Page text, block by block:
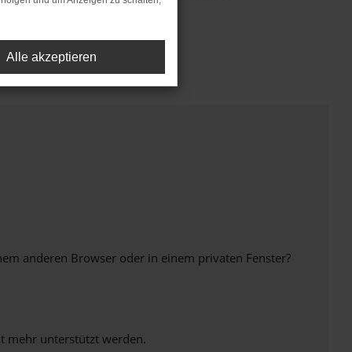
anderen Browser oder in einem privaten Fenster?
mehr unterstützt werden.
Alle akzeptieren